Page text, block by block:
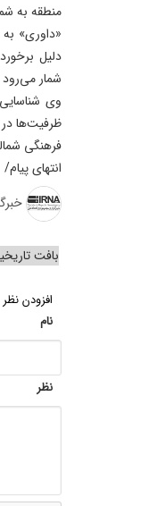
منطقه به
«داوری»
دلیل
شمار می‌رود
وی
ظرفیت‌ها
فرهنگی
انتهای پیام/
بافت تاریخی
افزودن
نام
نظر